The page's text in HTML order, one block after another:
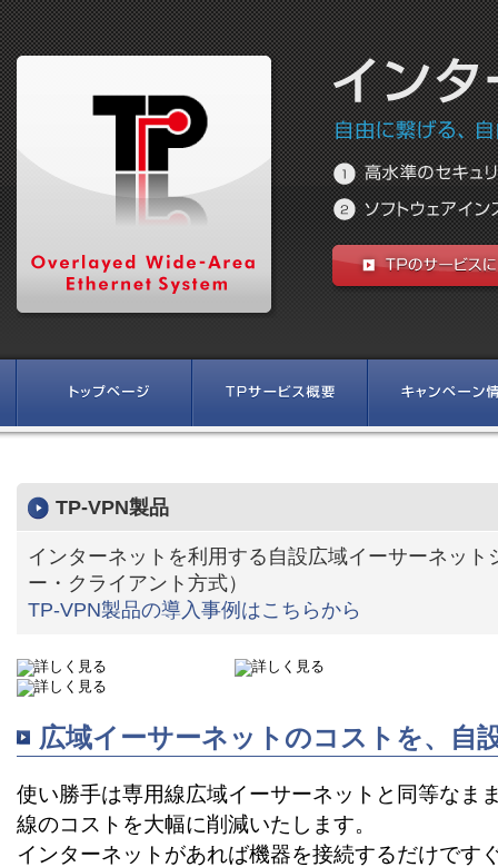
TP-VPN製品
インターネットを利用する自設広域イーサーネット
ー・クライアント方式）
TP-VPN製品の導入事例はこちらから
詳しく見る
詳しく見る
詳しく見る
広域イーサーネットのコストを、自
使い勝手は専用線広域イーサーネットと同等なま
線のコストを大幅に削減いたします。
インターネットがあれば機器を接続するだけです